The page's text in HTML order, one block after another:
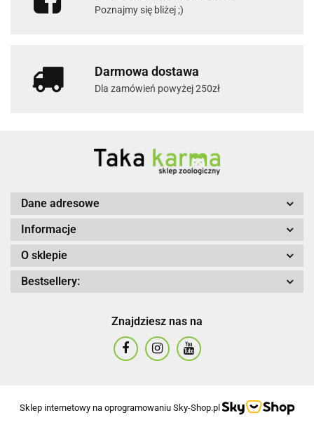
Poznajmy się bliżej ;)
Darmowa dostawa
Dla zamówień powyżej 250zł
Dane adresowe
Informacje
O sklepie
Bestsellery:
Znajdziesz nas na
Sklep internetowy na oprogramowaniu Sky-Shop.pl